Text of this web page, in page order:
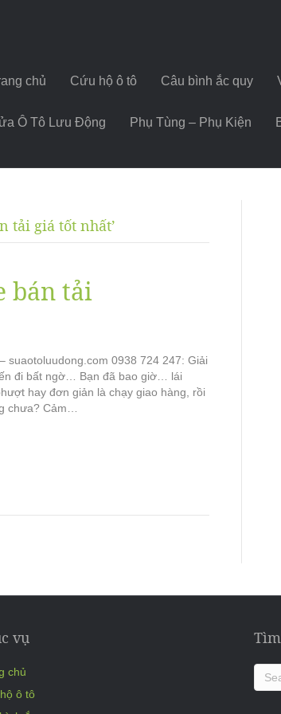
chủ Cứu hộ ô tô Câu bình ắc quy
Ô Tô Lưu Động Phụ Tùng – Phụ Kiện
tải giá tốt nhất’
bán tải
suaotoluudong.com 0938 724 247: Giải
đi bất ngờ… Bạn đã bao giờ… lái
hay đơn giản là chạy giao hàng, rồi
chưa? Cảm…
vụ
chủ
ô tô